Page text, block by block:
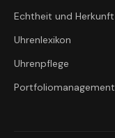
Echtheit und Herkunft
Uhrenlexikon
Uhrenpflege
Portfoliomanagement